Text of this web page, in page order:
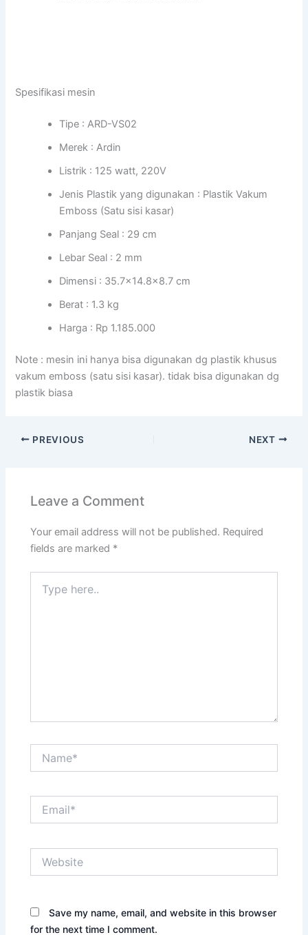
Spesifikasi mesin
Tipe : ARD-VS02
Merek : Ardin
Listrik : 125 watt, 220V
Jenis Plastik yang digunakan : Plastik Vakum
Emboss (Satu sisi kasar)
Panjang Seal : 29 cm
Lebar Seal : 2 mm
Dimensi : 35.7×14.8×8.7 cm
Berat : 1.3 kg
Harga : Rp 1.185.000
Note : mesin ini hanya bisa digunakan dg plastik khusus
vakum emboss (satu sisi kasar). tidak bisa digunakan dg
plastik biasa
PREVIOUS NEXT
Leave a Comment
Your email address will not be published. Required
fields are marked *
here..
Save my name, email, and website in this browser
for the next time I comment.